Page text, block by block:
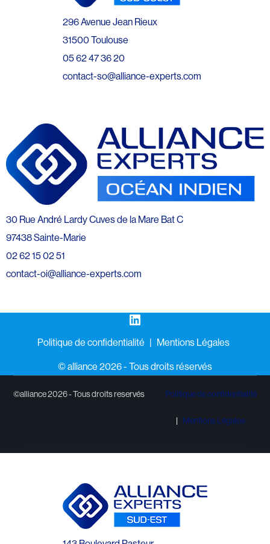
296 Avenue Jean Rieux
31500 Toulouse
05 62 47 36 20
contact-so@alliance-experts.com
30 Rue André Lardy Cuves de la Mare Bat C
97438 Sainte-Marie
02 62 15 02 51
contact-oi@alliance-experts.com
LinkedIn
Politique de confidentialité
Mentions Légales
©️ alliance 2026 - Tous droits réservés
©alliance 2026 - Tous droits reservés Politique de confidentialité
Mentions Légales